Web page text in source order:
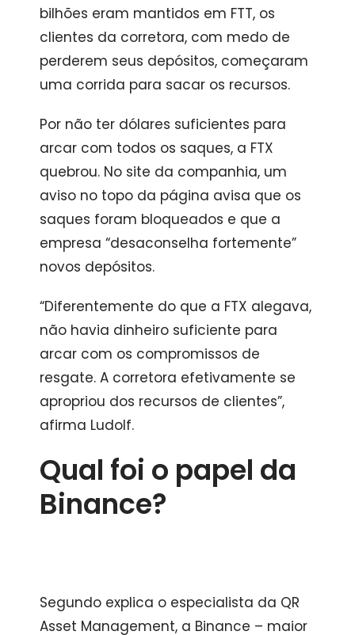
bilhões eram mantidos em FTT, os
clientes da corretora, com medo de
perderem seus depósitos, começaram
uma corrida para sacar os recursos.
Por não ter dólares suficientes para
arcar com todos os saques, a FTX
quebrou. No site da companhia, um
aviso no topo da página avisa que os
saques foram bloqueados e que a
empresa “desaconselha fortemente”
novos depósitos.
“Diferentemente do que a FTX alegava,
não havia dinheiro suficiente para
arcar com os compromissos de
resgate. A corretora efetivamente se
apropriou dos recursos de clientes”,
afirma Ludolf.
Qual foi o papel da
Binance?
Segundo explica o especialista da QR
Asset Management, a Binance – maior